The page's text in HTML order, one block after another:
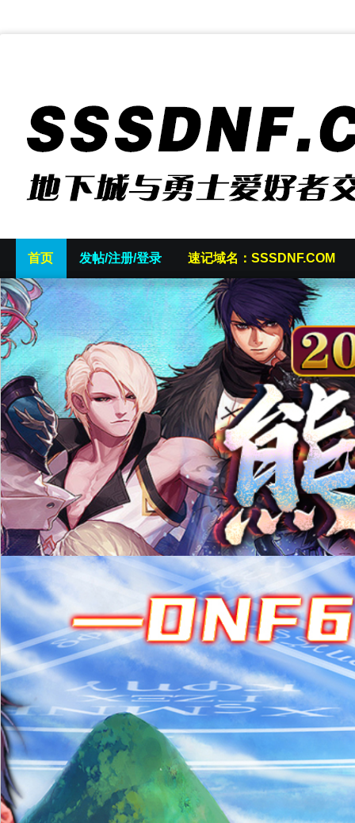
首页 发帖/注册/登录 速记域名：SSSDNF.COM